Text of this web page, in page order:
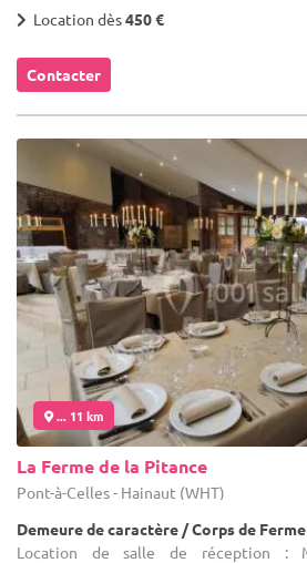
Location dès450 €
Contacter
... 11 km
La Ferme de la Pitance
Pont-à-Celles - Hainaut (WHT)
Demeure de caractère / Corps de Ferme
Location de salle de réception :